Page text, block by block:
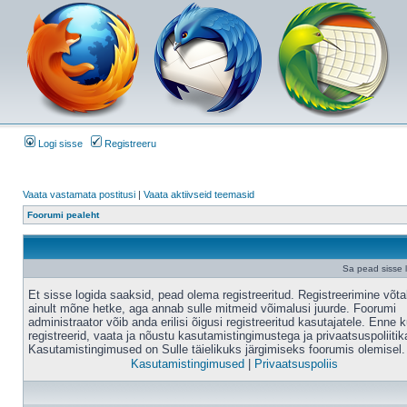
Logi sisse Registreeru
Vaata vastamata postitusi | Vaata aktiivseid teemasid
Foorumi pealeht
Sa pead sisse
Et sisse logida saaksid, pead olema registreeritud. Registreerimine
ainult mõne hetke, aga annab sulle mitmeid võimalusi juurde. Foorumi
administraator võib anda erilisi õigusi registreeritud kasutajatele. Enne
registreerid, vaata ja nõustu kasutamistingimustega ja
Kasutamistingimused on Sulle täielikuks järgimiseks foorumis olemisel.
Kasutamistingimused
Privaatsuspoliis